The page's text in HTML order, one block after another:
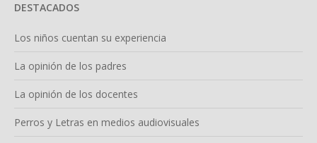
DESTACADOS
Los niños cuentan su experiencia
La opinión de los padres
La opinión de los docentes
Perros y Letras en medios audiovisuales